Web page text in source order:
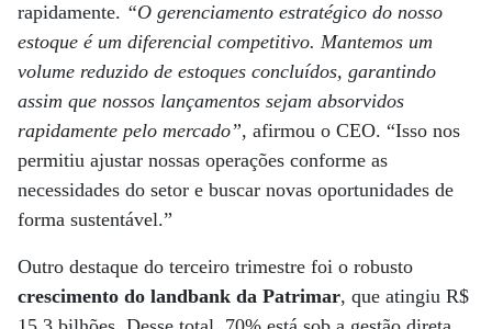
rapidamente. “O gerenciamento estratégico do nosso
estoque é um diferencial competitivo. Mantemos um
volume reduzido de estoques concluídos, garantindo
assim que nossos lançamentos sejam absorvidos
rapidamente pelo mercado”, afirmou o CEO. “Isso nos
permitiu ajustar nossas operações conforme as
necessidades do setor e buscar novas oportunidades de
forma sustentável.”
Outro destaque do terceiro trimestre foi o robusto
crescimento do landbank da Patrimar, que atingiu R$